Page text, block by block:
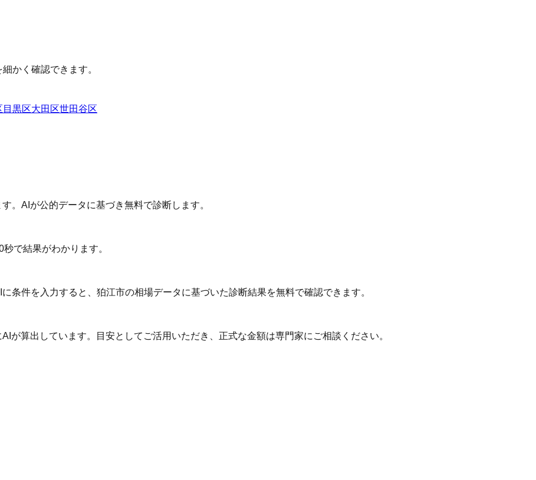
かく確認できます。
目黒区大田区世田谷区
。AIが公的データに基づき無料で診断します。
で結果がわかります。
条件を入力すると、狛江市の相場データに基づいた診断結果を無料で確認できます。
が算出しています。目安としてご活用いただき、正式な金額は専門家にご相談ください。